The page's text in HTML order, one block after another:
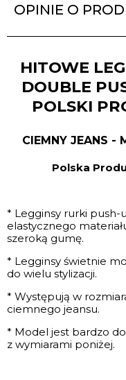
OPINIE O
HITOWE
DOUBLE
POLSKI
CIEMNY JEANS -
Polska
* Legginsy rurki push-
elastycznego
szeroką gumę.
* Legginsy świetnie
do wielu stylizacji.
* Występują w
ciemnego jeansu.
* Model jest bardzo
z wymiarami poniżej.